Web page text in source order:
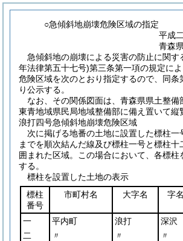
○急傾斜地崩壊危険区域の指定
平成
青森
急傾斜地の崩壊による災害の防止に関す
年法律第五十七号)第三条第一項の規定に
危険区域を次のとおり指定するので、同条
り公示する。
なお、その関係図面は、青森県県土整備
東青地域県民局地域整備部に備え置いて縦
浪打四号急傾斜地崩壊危険区域
次に掲げる地番の土地に設置した標柱一
までを順次結んだ線及び標柱一号と標柱十
囲まれた区域。この場合において、各標柱
する。
標柱を設置した土地の表示
標柱
番号
市町村名 大字名 字名
一 平内町 浪打 深沢
二
〃 〃 〃